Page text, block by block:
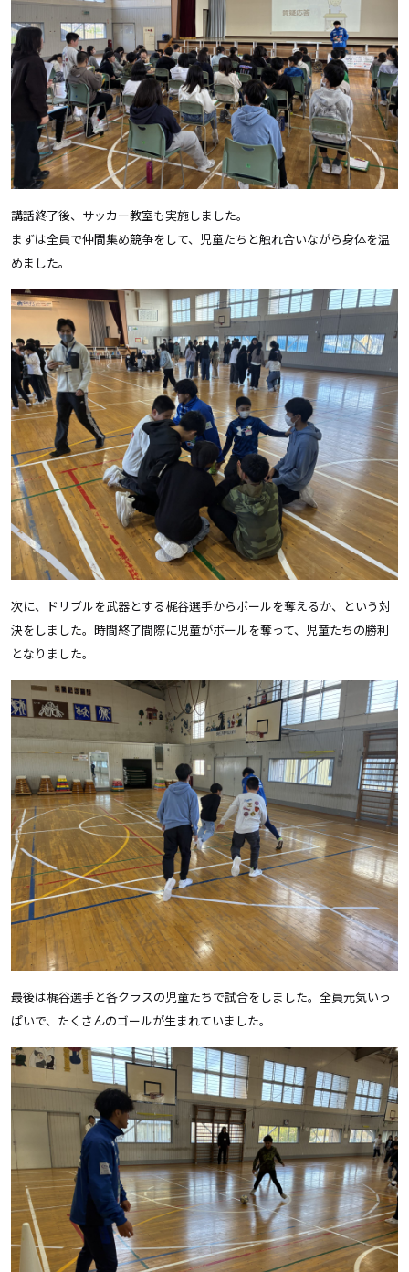
講話終了後、サッカー教室も実施しました。
まずは全員で仲間集め競争をして、児童たちと触れ合いながら身体を温
めました。
次に、ドリブルを武器とする梶谷選手からボールを奪えるか、という対
決をしました。時間終了間際に児童がボールを奪って、児童たちの勝利
となりました。
最後は梶谷選手と各クラスの児童たちで試合をしました。全員元気いっ
ぱいで、たくさんのゴールが生まれていました。